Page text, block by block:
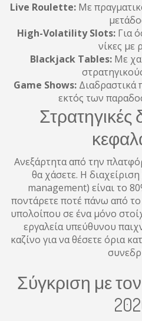
Live Roulette: Με
High-Volatility Slots: Για
νίκες με
Blackjack Tables:Με
Game Shows:Διαδραστικά
εκτός των
Στρατηγικές
Ανεξάρτητα από την
θα χάσετε. Η
management) είναι το
ποντάρετε ποτέ πάνω από
υπολοίπου σε ένα μόνο
εργαλεία υπεύθυνου
καζίνο για να θέσετε όρια
Σύγκριση με